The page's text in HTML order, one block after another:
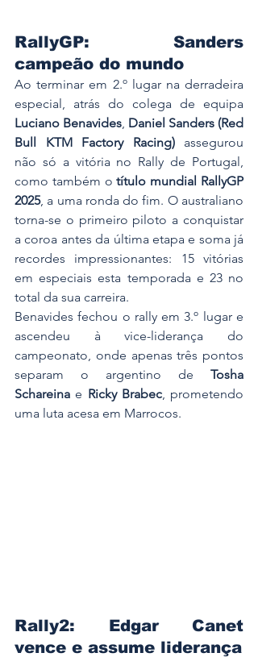
RallyGP: Sanders
campeão do mundo
Ao terminar em 2.º lugar na derradeira
Luciano Benavides, Daniel Sanders (Red
Bull KTM Factory Racing) assegurou
não só a vitória no Rally de Portugal,
como também o título mundial RallyGP
2025, a uma ronda do fim. O australiano
torna-se o primeiro piloto a conquistar
a coroa antes da última etapa e soma já
recordes impressionantes: 15 vitórias
em especiais esta temporada e 23 no
total da sua carreira.
Benavides fechou o rally em 3.º lugar e
ascendeu à vice-liderança do
campeonato, onde apenas três pontos
separam o argentino de Tosha
Schareina e Ricky Brabec, prometendo
uma luta acesa em Marrocos.
Rally2: Edgar Canet
vence e assume liderança